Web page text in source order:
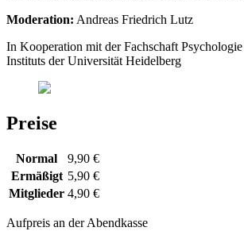
Moderation: Andreas Friedrich Lutz
In Kooperation mit der Fachschaft
Instituts der Universität Heidelberg
Preise
Normal
9,90 €
Ermäßigt 5,90 €
Mitglieder 4,90 €
Aufpreis an der Abendkasse